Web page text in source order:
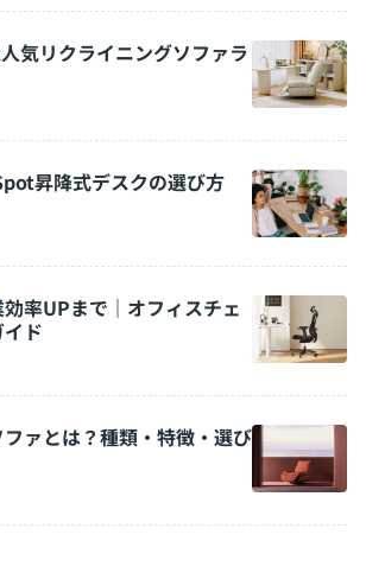
気リクライニングソファラ
昇降式デスクの選び方
率UPまで｜オフィスチェ
ド
ァとは？種類・特徴・選び